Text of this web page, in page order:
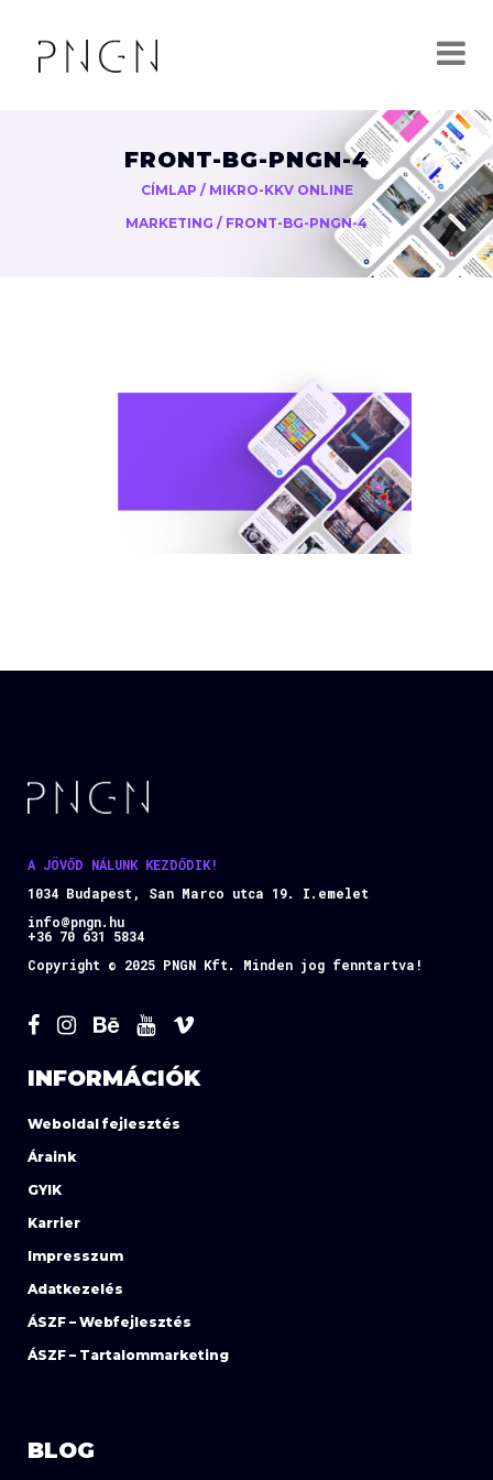
FRONT-BG-PNGN-4
CÍMLAP / MIKRO-KKV ONLINE
MARKETING / FRONT-BG-PNGN-4
A JÖVŐD NÁLUNK KEZDŐDIK!
1034 Budapest, San Marco utca 19. I.emelet
info@pngn.hu
+36 70 631 5834
Copyright © 2025 PNGN Kft. Minden jog fenntartva!
INFORMÁCIÓK
Weboldal fejlesztés
Áraink
GYIK
Karrier
Impresszum
Adatkezelés
ÁSZF – Webfejlesztés
ÁSZF – Tartalommarketing
BLOG